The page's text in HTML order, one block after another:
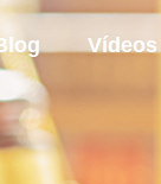
Vídeos